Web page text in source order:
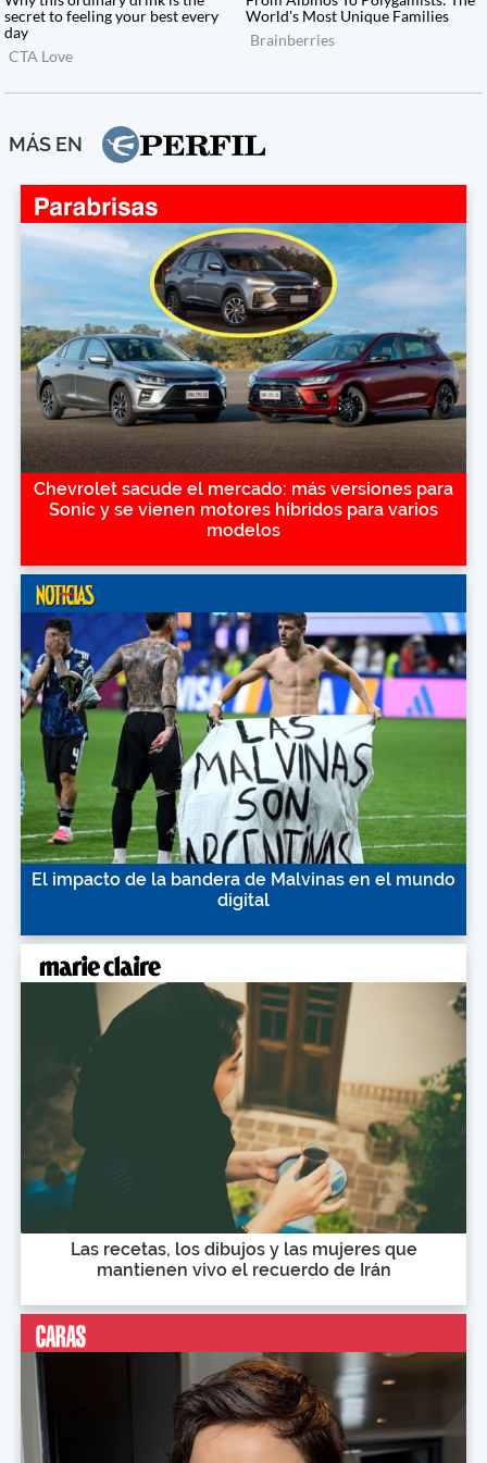
MÁS EN
Chevrolet sacude el mercado: más versiones para
Sonic y se vienen motores híbridos para varios
modelos
El impacto de la bandera de Malvinas en el mundo
digital
Las recetas, los dibujos y las mujeres que
mantienen vivo el recuerdo de Irán